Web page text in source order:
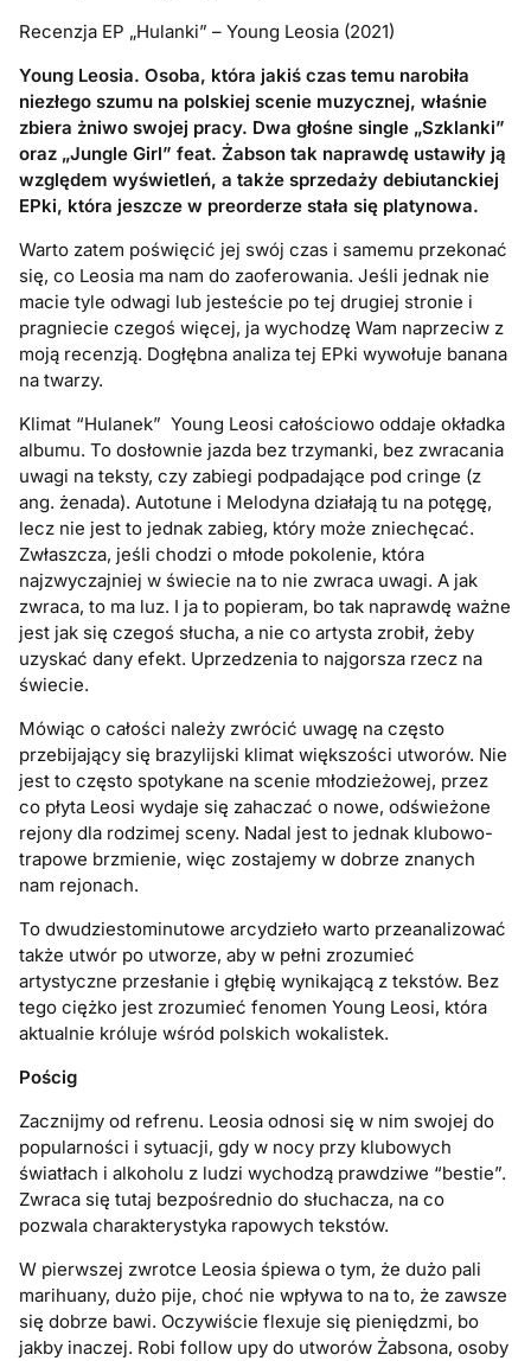
Recenzja EP „Hulanki” – Young Leosia (2021)
Young Leosia. Osoba, która jakiś czas temu narobiła
niezłego szumu na polskiej scenie muzycznej, właśnie
zbiera żniwo swojej pracy. Dwa głośne single „Szklanki”
oraz „Jungle Girl” feat. Żabson tak naprawdę ustawiły ją
względem wyświetleń, a także sprzedaży debiutanckiej
EPki, która jeszcze w preorderze stała się platynowa.
Warto zatem poświęcić jej swój czas i samemu przekonać
się, co Leosia ma nam do zaoferowania. Jeśli jednak nie
macie tyle odwagi lub jesteście po tej drugiej stronie i
pragniecie czegoś więcej, ja wychodzę Wam naprzeciw z
moją recenzją. Dogłębna analiza tej EPki wywołuje banana
na twarzy.
Klimat “Hulanek” Young Leosi całościowo oddaje okładka
albumu. To dosłownie jazda bez trzymanki, bez zwracania
uwagi na teksty, czy zabiegi podpadające pod cringe (z
ang. żenada). Autotune i Melodyna działają tu na potęgę,
lecz nie jest to jednak zabieg, który może zniechęcać.
Zwłaszcza, jeśli chodzi o młode pokolenie, która
najzwyczajniej w świecie na to nie zwraca uwagi. A jak
zwraca, to ma luz. I ja to popieram, bo tak naprawdę ważne
jest jak się czegoś słucha, a nie co artysta zrobił, żeby
uzyskać dany efekt. Uprzedzenia to najgorsza rzecz na
świecie.
Mówiąc o całości należy zwrócić uwagę na często
przebijający się brazylijski klimat większości utworów. Nie
jest to często spotykane na scenie młodzieżowej, przez
co płyta Leosi wydaje się zahaczać o nowe, odświeżone
rejony dla rodzimej sceny. Nadal jest to jednak klubowo-
trapowe brzmienie, więc zostajemy w dobrze znanych
nam rejonach.
To dwudziestominutowe arcydzieło warto przeanalizować
także utwór po utworze, aby w pełni zrozumieć
artystyczne przesłanie i głębię wynikającą z tekstów. Bez
tego ciężko jest zrozumieć fenomen Young Leosi, która
aktualnie króluje wśród polskich wokalistek.
Pościg
Zacznijmy od refrenu. Leosia odnosi się w nim swojej do
popularności i sytuacji, gdy w nocy przy klubowych
światłach i alkoholu z ludzi wychodzą prawdziwe “bestie”.
Zwraca się tutaj bezpośrednio do słuchacza, na co
pozwala charakterystyka rapowych tekstów.
W pierwszej zwrotce Leosia śpiewa o tym, że dużo pali
marihuany, dużo pije, choć nie wpływa to na to, że zawsze
się dobrze bawi. Oczywiście flexuje się pieniędzmi, bo
jakby inaczej. Robi follow upy do utworów Żabsona, osoby